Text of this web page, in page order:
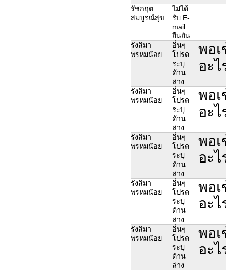
รัชกฤต
สมบูรณ์สุข
ไม่ได้
รับ E-
mail
ยืนยัน
รังสิมา
พรหมน้อย
อื่นๆ
โปรด
ระบุ
ด้าน
ล่าง
พอ
อะไ
รังสิมา
พรหมน้อย
อื่นๆ
โปรด
ระบุ
ด้าน
ล่าง
พอ
อะไ
รังสิมา
พรหมน้อย
อื่นๆ
โปรด
ระบุ
ด้าน
ล่าง
พอ
อะไ
รังสิมา
พรหมน้อย
อื่นๆ
โปรด
ระบุ
ด้าน
ล่าง
พอ
อะไ
รังสิมา
พรหมน้อย
อื่นๆ
โปรด
ระบุ
ด้าน
ล่าง
พอ
อะไ